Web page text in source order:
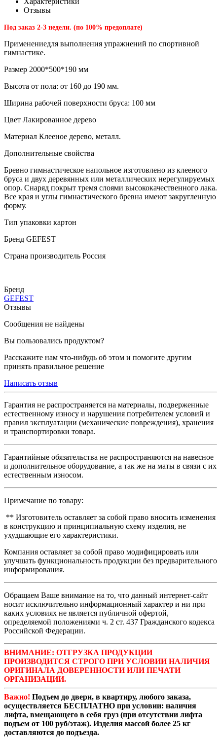
Отзывы
Под заказ 2-3 недели. (по 100% предоплате)
Применениедля выполнения упражнений по спортивной
гимнастике.
Размер 2000*500*190 мм
Высота от пола: от 160 до 190 мм.
Ширина рабочей поверхности бруса: 100 мм
Цвет Лакированное дерево
Материал Клееное дерево, металл.
Дополнительные свойства
Бревно гимнастическое напольное изготовлено из клееного
бруса и двух деревянных или металлических нерегулируемых
опор. Снаряд покрыт тремя слоями высококачественного лака.
Все края и углы гимнастического бревна имеют закругленную
форму.
Тип упаковки картон
Бренд GEFEST
Страна производитель Россия
Бренд
GEFEST
Отзывы
Сообщения не найдены
Вы пользовались продуктом?
Расскажите нам что-нибудь об этом и помогите другим
принять правильное решение
Написать отзыв
Гарантия не распространяется на материалы, подверженные
естественному износу и нарушения потребителем условий и
правил эксплуатации (механические повреждения), хранения
и транспортировки товара.
Гарантийные обязательства не распространяются на навесное
и дополнительное оборудование, а так же на маты в связи с их
естественным износом.
Примечание по товару:
** Изготовитель оставляет за собой право вносить изменения
в конструкцию и принципиальную схему изделия, не
ухудшающие его характеристики.
Компания оставляет за собой право модифицировать или
улучшать функциональность продукции без предварительного
информирования.
Обращаем Ваше внимание на то, что данный интернет-сайт
носит исключительно информационный характер и ни при
каких условиях не является публичной офертой,
определяемой положениями ч. 2 ст. 437 Гражданского кодекса
Российской Федерации.
ВНИМАНИЕ: ОТГРУЗКА ПРОДУКЦИИ
ПРОИЗВОДИТСЯ СТРОГО ПРИ УСЛОВИИ НАЛИЧИЯ
ОРИГИНАЛА ДОВЕРЕННОСТИ ИЛИ ПЕЧАТИ
ОРГАНИЗАЦИИ.
Важно! Подъем до двери, в квартиру, любого заказа,
осуществляется БЕСПЛАТНО при условии: наличия
лифта, вмещающего в себя груз (при отсутствии лифта
подъем от 100 руб/этаж). Изделия массой более 25 кг
доставляются до подъезда.